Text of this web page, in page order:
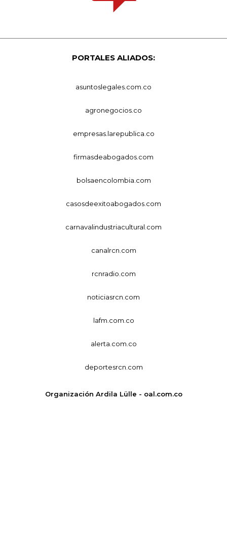
PORTALES ALIADOS:
asuntoslegales.com.co
agronegocios.co
empresas.larepublica.co
firmasdeabogados.com
bolsaencolombia.com
casosdeexitoabogados.com
carnavalindustriacultural.com
canalrcn.com
rcnradio.com
noticiasrcn.com
lafm.com.co
alerta.com.co
deportesrcn.com
Organización Ardila Lülle - oal.com.co